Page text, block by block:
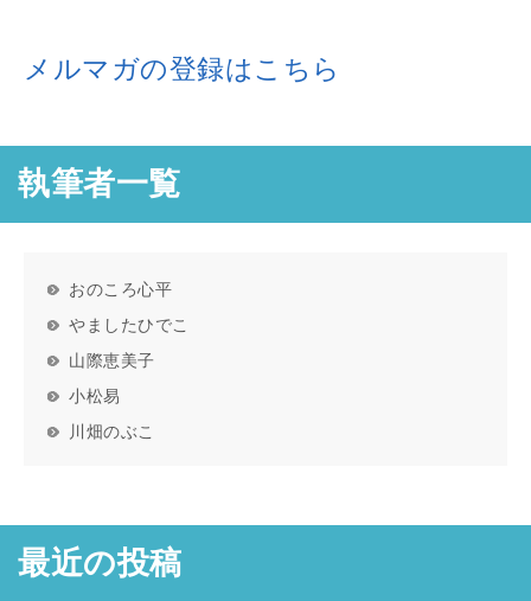
メルマガの登録はこちら
執筆者一覧
おのころ心平
やましたひでこ
山際恵美子
小松易
川畑のぶこ
最近の投稿